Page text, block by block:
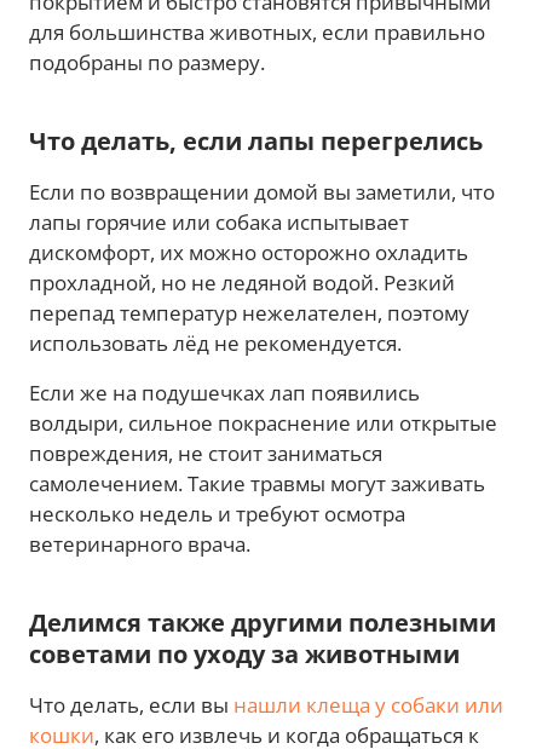
для большинства животных, если правильно
подобраны по размеру.
Что делать, если лапы перегрелись
Если по возвращении домой вы заметили, что
лапы горячие или собака испытывает
дискомфорт, их можно осторожно охладить
прохладной, но не ледяной водой. Резкий
перепад температур нежелателен, поэтому
использовать лёд не рекомендуется.
Если же на подушечках лап появились
волдыри, сильное покраснение или открытые
повреждения, не стоит заниматься
самолечением. Такие травмы могут заживать
несколько недель и требуют осмотра
ветеринарного врача.
Делимся также другими полезными
советами по уходу за животными
Что делать, если вы нашли клеща у собаки или
кошки, как его извлечь и когда обращаться к